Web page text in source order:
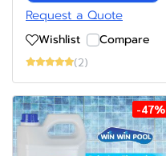
Request a Quote
Wishlist Compare
(2)
-47%